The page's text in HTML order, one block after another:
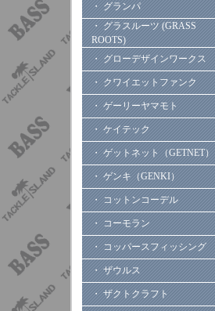
・ グランパ
・ グラスルーツ (GRASS
ROOTS)
・ グローデザインワークス
・ クワイエットファンク
・ ゲーリーヤマモト
・ ケイテック
・ ゲットネット（GETNET）
・ ゲンキ（GENKI）
・ コットンコーデル
・ コーモラン
・ コッパースフィッシング
・ ザウルス
・ ザクトクラフト